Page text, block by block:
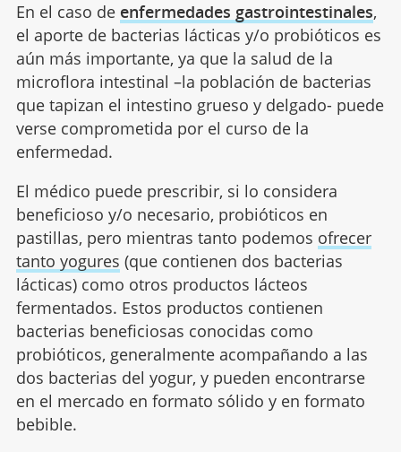
En el caso de enfermedades gastrointestinales,
el aporte de bacterias lácticas y/o probióticos es
aún más importante, ya que la salud de la
microflora intestinal –la población de bacterias
que tapizan el intestino grueso y delgado- puede
verse comprometida por el curso de la
enfermedad.
El médico puede prescribir, si lo considera
beneficioso y/o necesario, probióticos en
pastillas, pero mientras tanto podemos ofrecer
tanto yogures (que contienen dos bacterias
lácticas) como otros productos lácteos
fermentados. Estos productos contienen
bacterias beneficiosas conocidas como
probióticos, generalmente acompañando a las
dos bacterias del yogur, y pueden encontrarse
en el mercado en formato sólido y en formato
bebible.